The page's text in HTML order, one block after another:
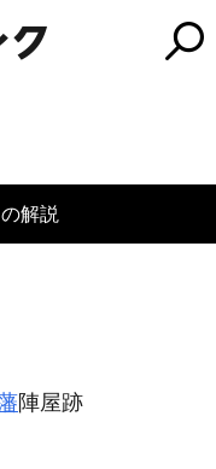
解説
陣屋跡